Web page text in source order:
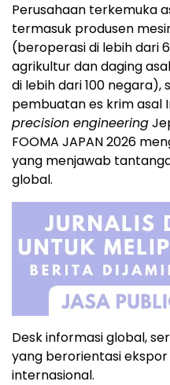
Perusahaan terkemuka
termasuk produsen
(beroperasi di lebih dari
agrikultur dan daging
di lebih dari 100
pembuatan es krim asal
precision engineering
FOOMA JAPAN 2026
yang menjawab
global.
Desk informasi global,
yang berorientasi
internasional.